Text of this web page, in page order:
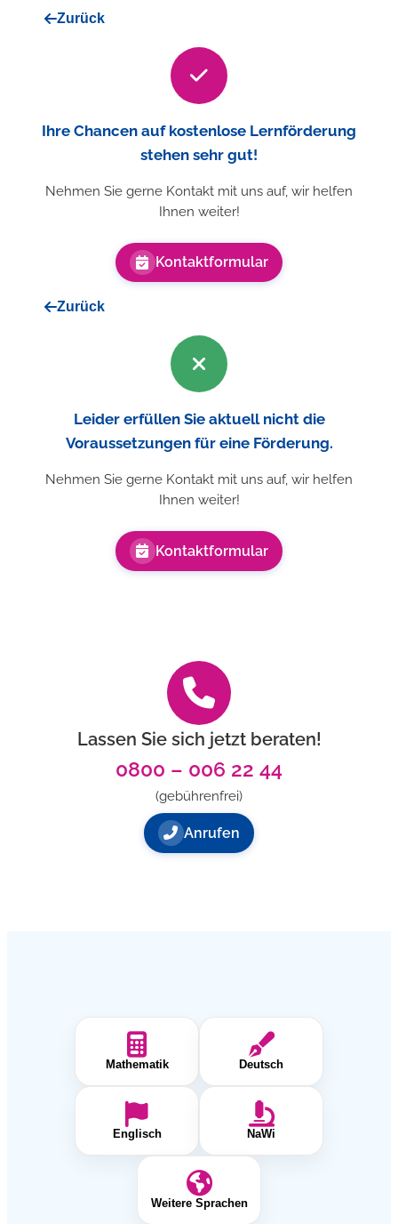
Zurück
Ihre Chancen auf kostenlose Lernförderung
stehen sehr gut!
Nehmen Sie gerne Kontakt mit uns auf, wir helfen
Ihnen weiter!
Kontaktformular
Zurück
Leider erfüllen Sie aktuell nicht die
Voraussetzungen für eine Förderung.
Nehmen Sie gerne Kontakt mit uns auf, wir helfen
Ihnen weiter!
Kontaktformular
Lassen Sie sich jetzt beraten!
0800 – 006 22 44
(gebührenfrei)
Anrufen
Mathematik Deutsch
Englisch NaWi
Weitere Sprachen